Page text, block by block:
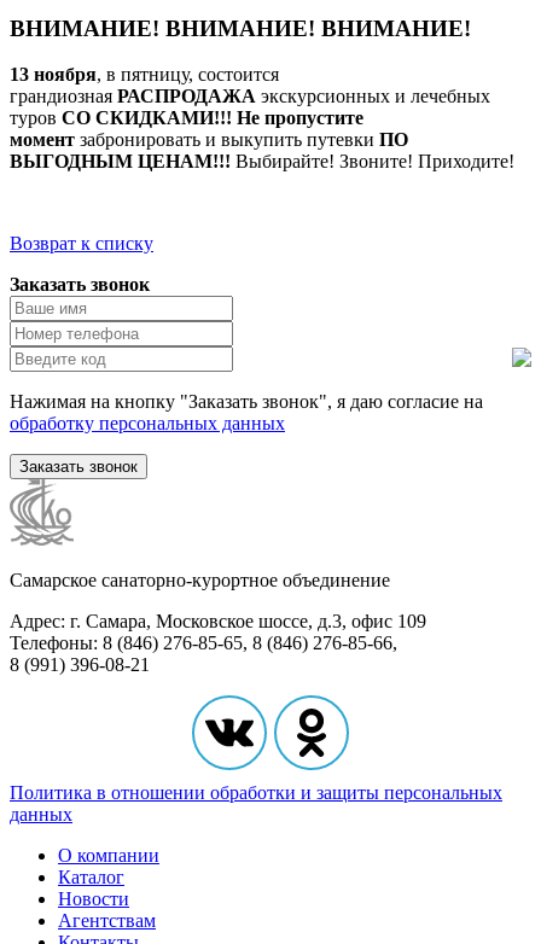
ВНИМАНИЕ! ВНИМАНИЕ! ВНИМАНИЕ!
13 ноября, в пятницу, состоится
грандиозная РАСПРОДАЖА экскурсионных и лечебных
туров СО СКИДКАМИ!!! Не пропустите
момент забронировать и выкупить путевки ПО
ВЫГОДНЫМ ЦЕНАМ!!! Выбирайте! Звоните! Приходите!
Возврат к списку
Заказать звонок
Нажимая на кнопку "Заказать звонок", я даю согласие на
обработку персональных данных
Заказать звонок
Самарское санаторно-курортное объединение
Адрес: г. Самара, Московское шоссе, д.3, офис 109
Телефоны: 8 (846) 276-85-65, 8 (846) 276-85-66,
8 (991) 396-08-21
Политика в отношении обработки и защиты персональных
данных
О компании
Каталог
Новости
Агентствам